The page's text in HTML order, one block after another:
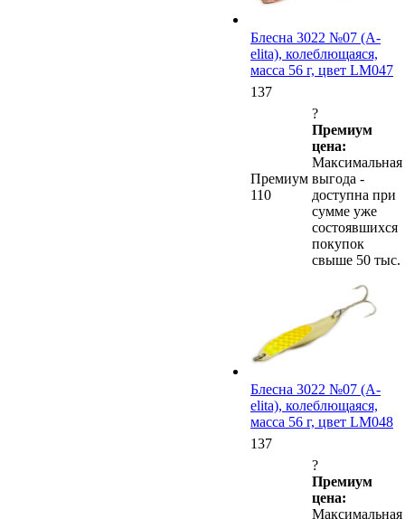
Блесна 3022 №07 (А-
elita), колеблющаяся,
масса 56 г, цвет LM047
137
Премиум
110
?
Премиум
цена:
Максимальная
выгода -
доступна при
сумме уже
состоявшихся
покупок
свыше 50 тыс.
Блесна 3022 №07 (А-
elita), колеблющаяся,
масса 56 г, цвет LM048
137
?
Премиум
цена:
Максимальная